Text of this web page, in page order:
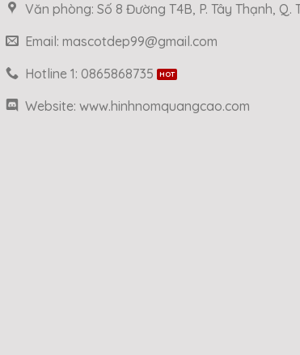
Văn phòng: Số 8 Đường T4B, P. Tây Thạnh, Q.
Email: mascotdep99@gmail.com
Hotline 1: 0865868735
Website: www.hinhnomquangcao.com